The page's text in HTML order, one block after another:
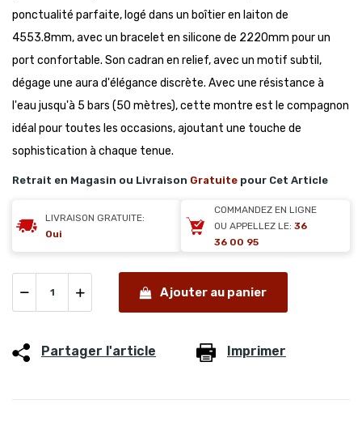
ponctualité parfaite, logé dans un boîtier en laiton de
4553.8mm, avec un bracelet en silicone de 2220mm pour un
port confortable. Son cadran en relief, avec un motif subtil,
dégage une aura d'élégance discrète. Avec une résistance à
l'eau jusqu'à 5 bars (50 mètres), cette montre est le compagnon
idéal pour toutes les occasions, ajoutant une touche de
sophistication à chaque tenue.
Retrait en Magasin ou Livraison Gratuite pour Cet Article
LIVRAISON GRATUITE:
Oui
COMMANDEZ EN LIGNE
OU APPELLEZ LE: 36
36 00 95
Ajouter au panier
Partager l'article Imprimer